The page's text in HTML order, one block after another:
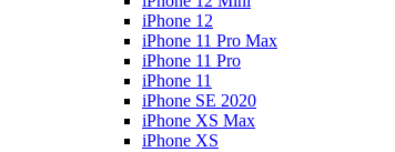
iPhone 12
iPhone 11 Pro Max
iPhone 11 Pro
iPhone 11
iPhone SE 2020
iPhone XS Max
iPhone XS